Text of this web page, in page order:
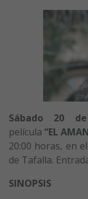
Sábado 20
película “EL
20:00 horas, en
de Tafalla.
SINOPSIS